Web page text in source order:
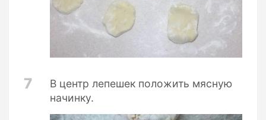
7
В центр лепешек положить мясную
начинку.